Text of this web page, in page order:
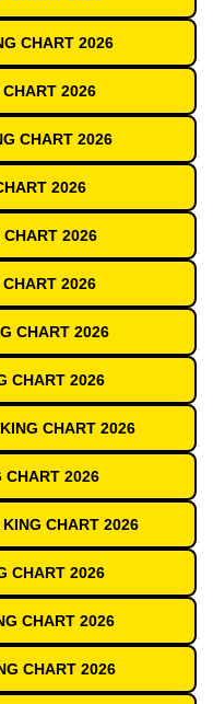
CHART 2026
2026
CHART 2026
2026
2026
2026
CHART 2026
CHART 2026
CHART 2026
CHART 2026
KING CHART 2026
CHART 2026
CHART 2026
CHART 2026